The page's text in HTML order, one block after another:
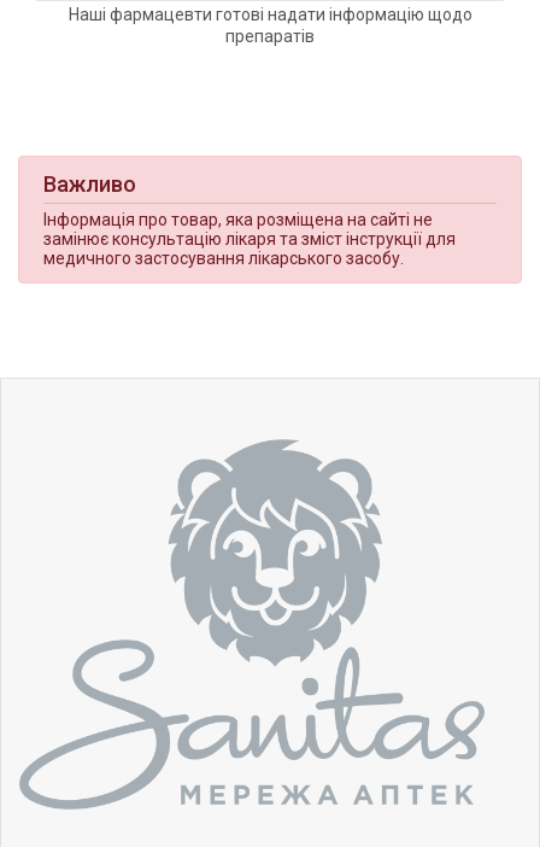
Наші фармацевти готові надати інформацію щодо
препаратів
Важливо
Інформація про товар, яка розміщена на сайті не
замінює консультацію лікаря та зміст інструкції для
медичного застосування лікарського засобу.